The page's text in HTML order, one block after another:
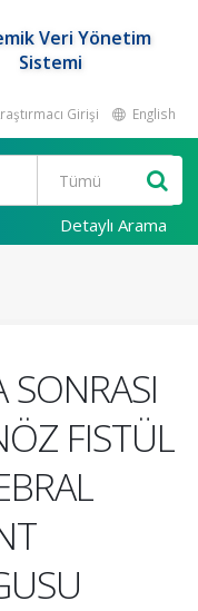
Veri Yönetim
Sistemi
Girişi English
Detaylı Arama
SONRASI
FISTÜL